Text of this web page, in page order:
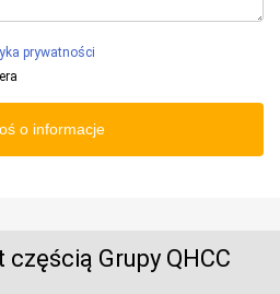
prywatności
o informacje
Grupy QHCC